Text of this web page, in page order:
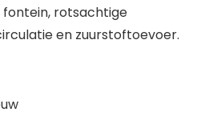
rotsachtige
en zuurstoftoevoer.